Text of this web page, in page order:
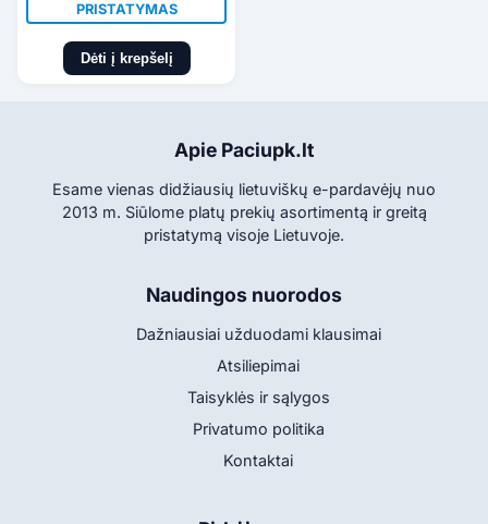
PRISTATYMAS
Dėti į krepšelį
Apie Paciupk.lt
Esame vienas didžiausių lietuviškų e-pardavėjų nuo
2013 m. Siūlome platų prekių asortimentą ir greitą
pristatymą visoje Lietuvoje.
Naudingos nuorodos
Dažniausiai užduodami klausimai
Atsiliepimai
Taisyklės ir sąlygos
Privatumo politika
Kontaktai